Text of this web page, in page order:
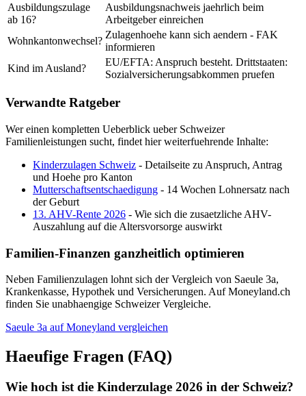
Ausbildungszulage
ab 16?
Ausbildungsnachweis jaehrlich beim
Arbeitgeber einreichen
Wohnkantonwechsel?
Zulagenhoehe kann sich aendern - FAK
informieren
Kind im Ausland?
EU/EFTA: Anspruch besteht. Drittstaaten:
Sozialversicherungsabkommen pruefen
Verwandte Ratgeber
Wer einen kompletten Ueberblick ueber Schweizer
Familienleistungen sucht, findet hier weiterfuehrende Inhalte:
Kinderzulagen Schweiz - Detailseite zu Anspruch, Antrag
und Hoehe pro Kanton
Mutterschaftsentschaedigung - 14 Wochen Lohnersatz nach
der Geburt
13. AHV-Rente 2026 - Wie sich die zusaetzliche AHV-
Auszahlung auf die Altersvorsorge auswirkt
Familien-Finanzen ganzheitlich optimieren
Neben Familienzulagen lohnt sich der Vergleich von Saeule 3a,
Krankenkasse, Hypothek und Versicherungen. Auf Moneyland.ch
finden Sie unabhaengige Schweizer Vergleiche.
Saeule 3a auf Moneyland vergleichen
Haeufige Fragen (FAQ)
Wie hoch ist die Kinderzulage 2026 in der Schweiz?